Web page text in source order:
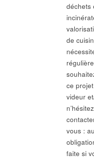
déchets
de
ce
videur
vous :
faite si